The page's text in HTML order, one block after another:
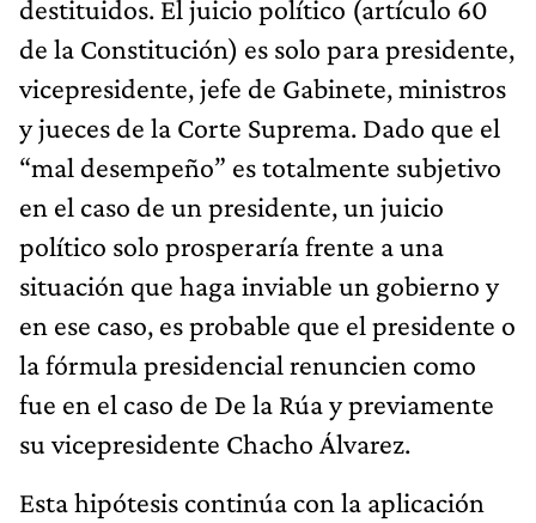
destituidos. El juicio político (artículo 60
de la Constitución) es solo para presidente,
vicepresidente, jefe de Gabinete, ministros
y jueces de la Corte Suprema. Dado que el
“mal desempeño” es totalmente subjetivo
en el caso de un presidente, un juicio
político solo prosperaría frente a una
situación que haga inviable un gobierno y
en ese caso, es probable que el presidente o
la fórmula presidencial renuncien como
fue en el caso de De la Rúa y previamente
su vicepresidente Chacho Álvarez.
Esta hipótesis continúa con la aplicación